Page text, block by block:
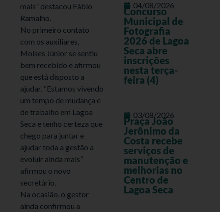
mais” destacou Fábio
Ramalho.
No primeiro contato
com os auxiliares,
Moises Júnior se sentiu
bem recebido e afirmou
que está disposto a
ajudar. “Estamos vivendo
um tempo de mudança e
de trabalho em Lagoa
Seca e tenho certeza que
chego para juntar e
ajudar toda a gestão a
evoluir ainda mais”
afirmou o novo
secretário.
Na ocasião, o gestor
ainda confirmou a
04/08/2026
Concurso
Municipal de
Fotografia
2026 de Lagoa
Seca abre
inscrições
nesta terça-
feira (4)
03/08/2026
Praça João
Jerônimo da
Costa recebe
serviços de
manutenção e
melhorias no
Centro de
Lagoa Seca